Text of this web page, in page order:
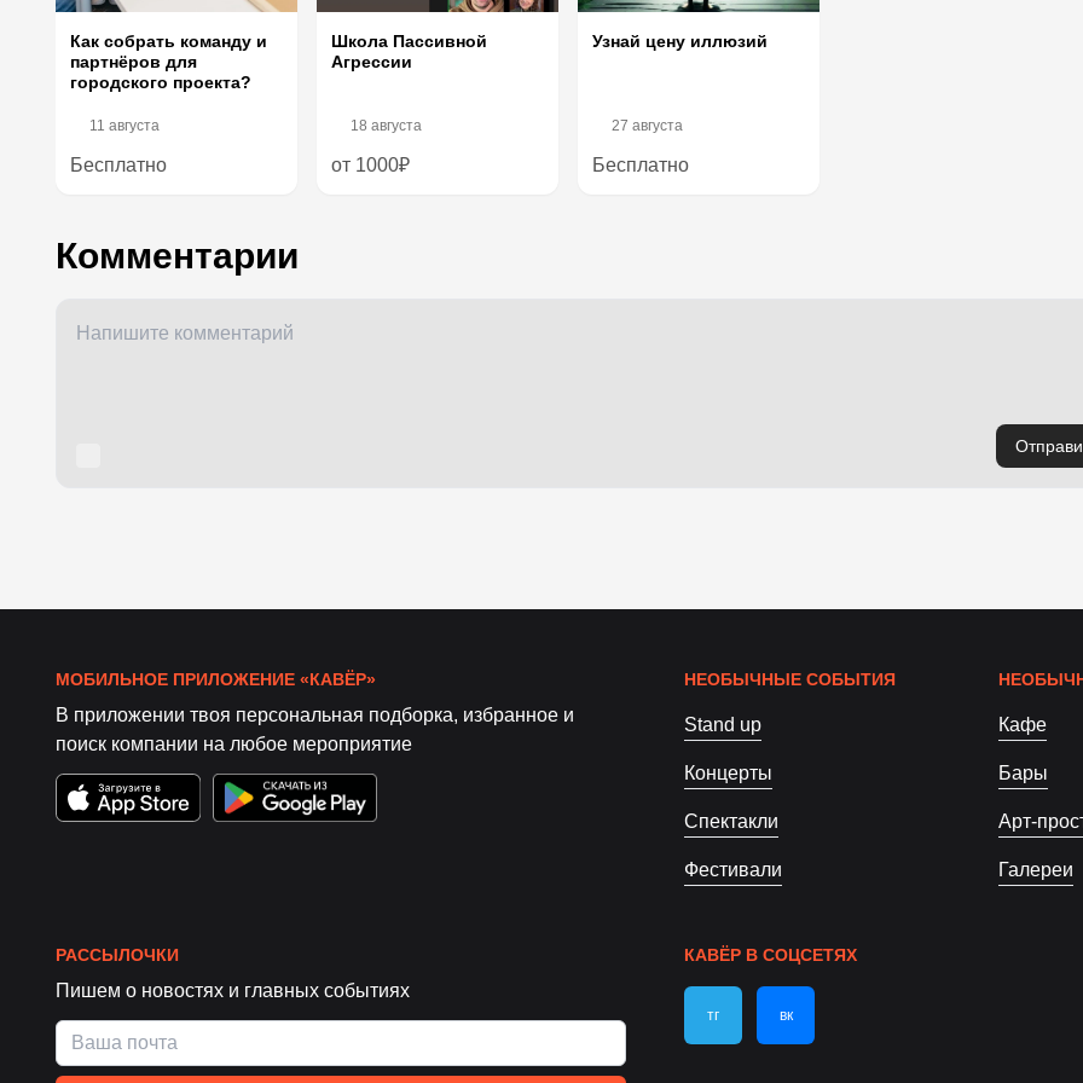
Как собрать команду и
партнёров для
городского проекта?
11 августа
Бесплатно
Школа Пассивной
Агрессии
18 августа
от 1000₽
Узнай цену иллюзий
27 августа
Бесплатно
Комментарии
МОБИЛЬНОЕ ПРИЛОЖЕНИЕ «КАВЁР»
В приложении твоя персональная подборка, избранное и
поиск компании на любое мероприятие
НЕОБЫЧНЫЕ СОБЫТИЯ
Stand up
Концерты
Спектакли
Фестивали
Кафе
Бары
Арт-
Галереи
РАССЫЛОЧКИ
Пишем о новостях и главных событиях
КАВЁР В СОЦСЕТЯХ
тг вк